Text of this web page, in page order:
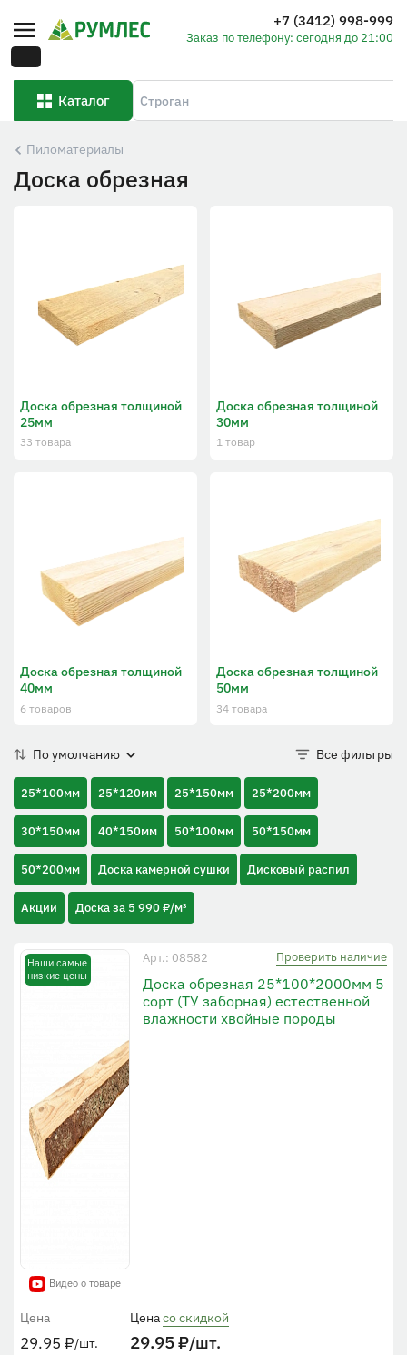
+7 (3412) 998-999
Заказ по телефону: сегодня до 21:00
Каталог
Пиломатериалы
Доска обрезная
Доска обрезная толщиной
25мм
33 товара
Доска обрезная толщиной
30мм
1 товар
Доска обрезная толщиной
40мм
6 товаров
Доска обрезная толщиной
50мм
34 товара
По умолчанию Все фильтры
25*100мм 25*120мм 25*150мм 25*200мм
30*150мм 40*150мм 50*100мм 50*150мм
50*200мм Доска камерной сушки Дисковый распил
Акции Доска за 5 990 ₽/м³
Наши самые
низкие цены
Видео о товаре
Арт.: 08582 Проверить наличие
Доска обрезная 25*100*2000мм 5
сорт (ТУ заборная) естественной
влажности хвойные породы
Цена
29.95 ₽/шт.
Ценасо скидкой
29.95₽/шт.